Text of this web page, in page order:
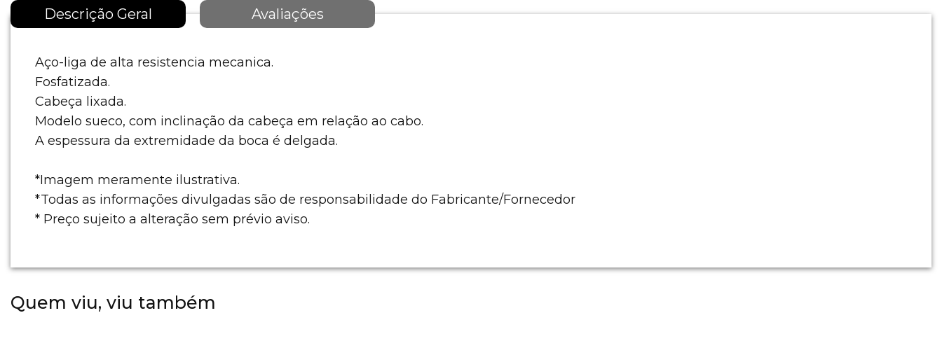
Descrição Geral Avaliações
Aço-liga de alta resistencia mecanica.
Fosfatizada.
Cabeça lixada.
Modelo sueco, com inclinação da cabeça em relação ao cabo.
A espessura da extremidade da boca é delgada.
*Imagem meramente ilustrativa.
*Todas as informações divulgadas são de responsabilidade do Fabricante/Fornecedor
* Preço sujeito a alteração sem prévio aviso.
Quem viu, viu também